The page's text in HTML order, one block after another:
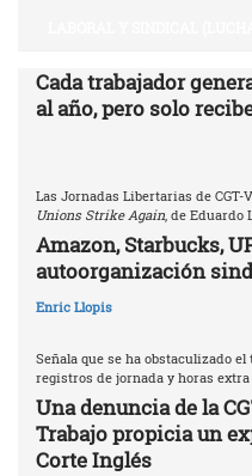
Cada trabajador
al año, pero solo
Las Jornadas Libertarias de
Unions Strike Again, de Eduardo
Amazon, Starbucks,
autoorganización
Enric Llopis
Señala que se ha obstaculizado
registros de jornada y horas extra
Una denuncia de la
Trabajo propicia un
Corte Inglés